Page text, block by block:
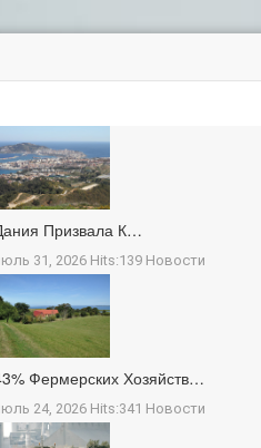
Призвала К…
31, 2026 Hits:139 Новости
Фермерских Хозяйств…
24, 2026 Hits:341 Новости